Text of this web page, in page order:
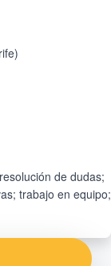
de dudas;
trabajo en equipo;